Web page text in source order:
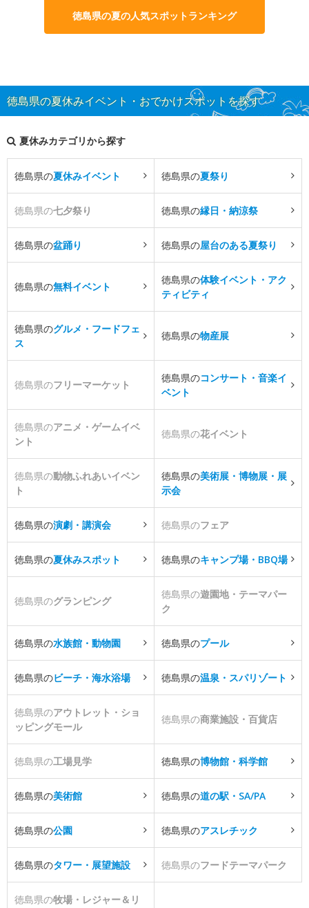
徳島県の夏の人気スポットランキング
徳島県の夏休みイベント・おでかけスポットを探す
夏休みカテゴリから探す
徳島県の夏休みイベント 徳島県の夏祭り
徳島県の七夕祭り 徳島県の縁日・納涼祭
徳島県の盆踊り 徳島県の屋台のある夏祭り
徳島県の無料イベント
徳島県の体験イベント・アク
ティビティ
徳島県のグルメ・フードフェ
ス
徳島県の物産展
徳島県のフリーマーケット
徳島県のコンサート・音楽イ
ベント
徳島県のアニメ・ゲームイベ
ント
徳島県の花イベント
徳島県の動物ふれあいイベン
ト
徳島県の美術展・博物展・展
示会
徳島県の演劇・講演会 徳島県のフェア
徳島県の夏休みスポット 徳島県のキャンプ場・BBQ場
徳島県のグランピング
徳島県の遊園地・テーマパー
ク
徳島県の水族館・動物園 徳島県のプール
徳島県のビーチ・海水浴場 徳島県の温泉・スパリゾート
徳島県のアウトレット・ショ
ッピングモール
徳島県の商業施設・百貨店
徳島県の工場見学 徳島県の博物館・科学館
徳島県の美術館 徳島県の道の駅・SA/PA
徳島県の公園 徳島県のアスレチック
徳島県のタワー・展望施設 徳島県のフードテーマパーク
徳島県の牧場・レジャー＆リ